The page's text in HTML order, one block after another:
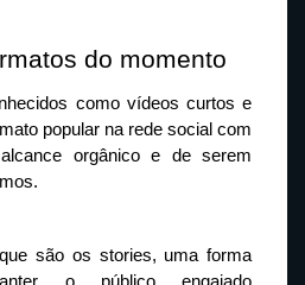
do momento
como vídeos curtos e
popular na rede social com
orgânico e de serem
são os stories, uma forma